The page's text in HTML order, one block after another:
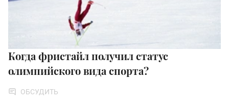
Когда фристайл получил статус
олимпийского вида спорта?
ОБСУДИТЬ